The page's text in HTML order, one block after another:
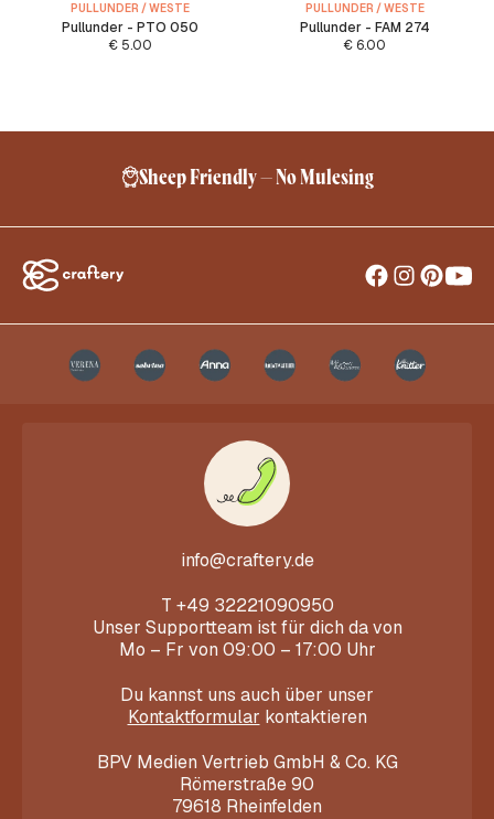
PULLUNDER / WESTE
Pullunder - PTO 050
€5.00
PULLUNDER / WESTE
Pullunder - FAM 274
€ 6.00
Sheep Friendly – No Mulesing
info@craftery.de
T +49 32221090950
Unser Supportteam ist für dich da von
Mo – Fr von 09:00 – 17:00 Uhr
Du kannst uns auch über unser
Kontaktformular kontaktieren
BPV Medien Vertrieb GmbH & Co. KG
Römerstraße 90
79618 Rheinfelden